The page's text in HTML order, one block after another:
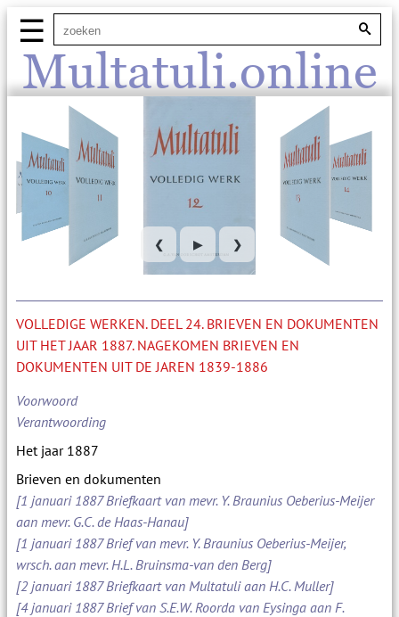
Multatuli.online
☰
❮ ▶ ❯
VOLLEDIGE WERKEN. DEEL 24. BRIEVEN EN DOKUMENTEN
UIT HET JAAR 1887. NAGEKOMEN BRIEVEN EN
DOKUMENTEN UIT DE JAREN 1839-1886
Voorwoord
Verantwoording
Het jaar 1887
Brieven en dokumenten
[1 januari 1887 Briefkaart van mevr. Y. Braunius Oeberius-Meijer
aan mevr. G.C. de Haas-Hanau]
[1 januari 1887 Brief van mevr. Y. Braunius Oeberius-Meijer,
wrsch. aan mevr. H.L. Bruinsma-van den Berg]
[2 januari 1887 Briefkaart van Multatuli aan H.C. Muller]
[4 januari 1887 Brief van S.E.W. Roorda van Eysinga aan F.